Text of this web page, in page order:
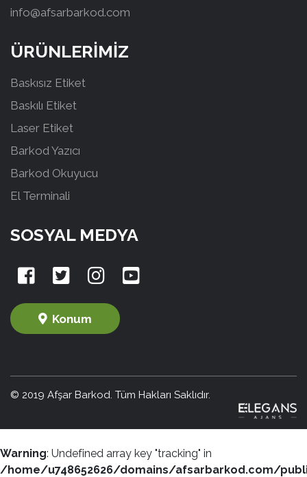
info@afsarbarkod.com
ÜRÜNLERİMİZ
Baskısız Etiket
Baskılı Etiket
Laser Etiket
Barkod Yazıcı
Barkod Okuyucu
El Terminali
SOSYAL MEDYA
Konum
© 2019 Afşar Barkod. Tüm Hakları Saklıdır.
Warning: Undefined array key "tracking" in
/home/u748652626/domains/afsarbarkod.com/